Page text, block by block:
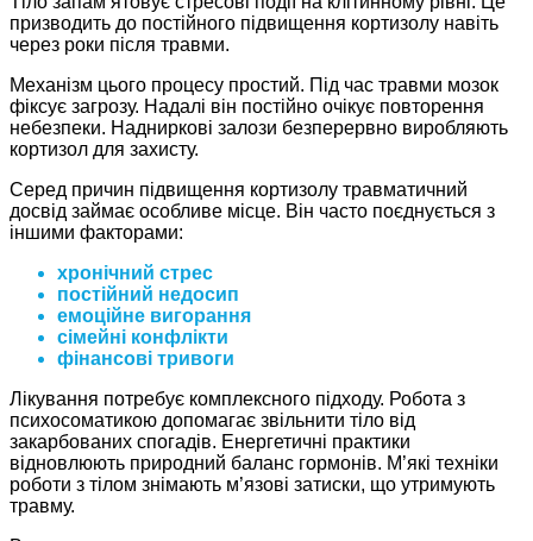
призводить до постійного підвищення кортизолу навіть
через роки після травми.
Механізм цього процесу простий. Під час травми мозок
фіксує загрозу. Надалі він постійно очікує повторення
небезпеки. Надниркові залози безперервно виробляють
кортизол для захисту.
Серед причин підвищення кортизолу травматичний
досвід займає особливе місце. Він часто поєднується з
іншими факторами:
хронічний стрес
постійний недосип
емоційне вигорання
сімейні конфлікти
фінансові тривоги
Лікування потребує комплексного підходу. Робота з
психосоматикою допомагає звільнити тіло від
закарбованих спогадів. Енергетичні практики
відновлюють природний баланс гормонів. М’які техніки
роботи з тілом знімають м’язові затиски, що утримують
травму.